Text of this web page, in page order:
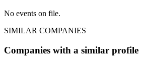
No events on file.
SIMILAR COMPANIES
Companies with a similar profile